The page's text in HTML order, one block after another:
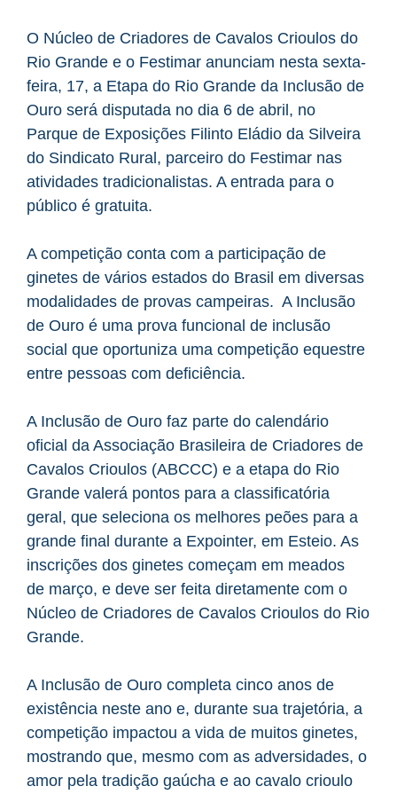
O Núcleo de Criadores de Cavalos Crioulos do
Rio Grande e o Festimar anunciam nesta sexta-
feira, 17, a Etapa do Rio Grande da Inclusão de
Ouro será disputada no dia 6 de abril, no
Parque de Exposições Filinto Eládio da Silveira
do Sindicato Rural, parceiro do Festimar nas
atividades tradicionalistas. A entrada para o
público é gratuita.
A competição conta com a participação de
ginetes de vários estados do Brasil em diversas
modalidades de provas campeiras. A Inclusão
de Ouro é uma prova funcional de inclusão
social que oportuniza uma competição equestre
entre pessoas com deficiência.
A Inclusão de Ouro faz parte do calendário
oficial da Associação Brasileira de Criadores de
Cavalos Crioulos (ABCCC) e a etapa do Rio
Grande valerá pontos para a classificatória
geral, que seleciona os melhores peões para a
grande final durante a Expointer, em Esteio. As
inscrições dos ginetes começam em meados
de março, e deve ser feita diretamente com o
Núcleo de Criadores de Cavalos Crioulos do Rio
Grande.
A Inclusão de Ouro completa cinco anos de
existência neste ano e, durante sua trajetória, a
competição impactou a vida de muitos ginetes,
mostrando que, mesmo com as adversidades, o
amor pela tradição gaúcha e ao cavalo crioulo